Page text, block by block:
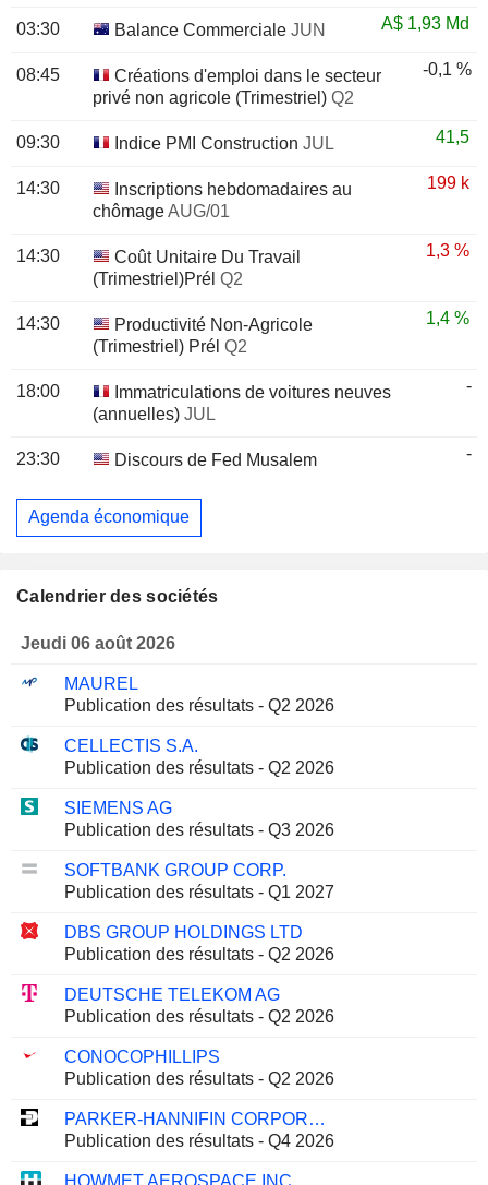
03:30 Balance Commerciale JUN A$ 1,93 Md
08:45
Créations d'emploi dans le secteur
privé non agricole (Trimestriel) Q2
-0,1 %
09:30 Indice PMI Construction JUL 41,5
14:30
Inscriptions hebdomadaires au
chômageAUG/01
199 k
14:30
Coût Unitaire Du Travail
(Trimestriel)Prél Q2
1,3 %
14:30
Productivité Non-Agricole
(Trimestriel) Prél Q2
1,4 %
18:00
Immatriculations de voitures neuves
(annuelles) JUL
-
23:30 Discours de Fed Musalem -
Agenda économique
Calendrier des sociétés
Jeudi 06 août 2026
MAUREL
Publication des résultats - Q2 2026
CELLECTIS S.A.
Publication des résultats - Q2 2026
SIEMENS AG
Publication des résultats - Q3 2026
SOFTBANK GROUP CORP.
Publication des résultats - Q1 2027
DBS GROUP HOLDINGS LTD
Publication des résultats - Q2 2026
DEUTSCHE TELEKOM AG
Publication des résultats - Q2 2026
CONOCOPHILLIPS
Publication des résultats - Q2 2026
PARKER-HANNIFIN CORPORATION
Publication des résultats - Q4 2026
HOWMET AEROSPACE INC.